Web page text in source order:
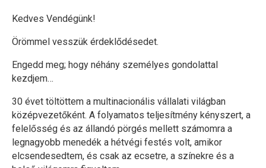
Kedves Vendégünk!
Örömmel vesszük érdeklődésedet.
Engedd meg; hogy néhány személyes gondolattal
kezdjem…
30 évet töltöttem a multinacionális vállalati világban
középvezetőként. A folyamatos teljesítmény kényszert, a
felelősség és az állandó pörgés mellett számomra a
legnagyobb menedék a hétvégi festés volt, amikor
elcsendesedtem, és csak az ecsetre, a színekre és a